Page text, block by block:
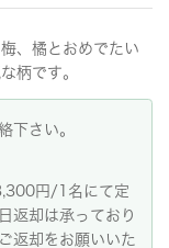
、橘とおめでたい
柄です。
下さい。
円/1名にて定
返却は承っており
返却をお願いいた